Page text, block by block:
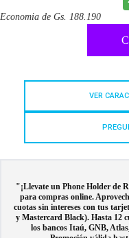
Economia de Gs. 188.190
VER
"¡Llevate un Phone Holder de
para compras online.
cuotas sin intereses con tus
y Mastercard Black). Hasta 12
los bancos Itaú, GNB,